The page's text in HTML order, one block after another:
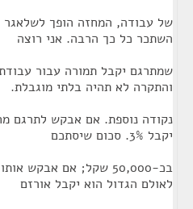
של עבודה, המחזה הופך לשלאגר
השתכר כל כך הרבה. אני רוצה
שמתרגם יקבל תמורה עבור
והתקרה לא תהיה בלתי מוגבלת.
נקודה נוספת. אם אבקש לתרגם
יקבל 3%. סכום שיסתכם
בכ-50,000 שקל; אם
לאולם הגדול הוא יקבל אורזם